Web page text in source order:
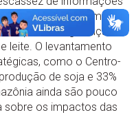
a agricultura familiar,
para a segurança
leite. O levantamento
como o Centro-
de soja e 33%
ainda são pouco
sobre os impactos das